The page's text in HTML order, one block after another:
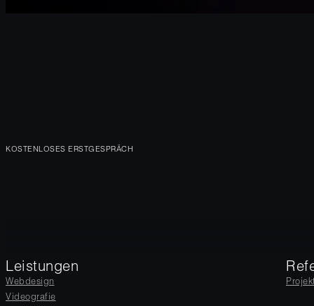
KOSTENLOSES ERSTGESPRÄCH
Leistungen
Webdesign
Videografie